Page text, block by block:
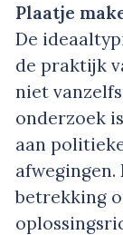
Plaatje
De
de praktijk
niet
onderzoek
aan
afwegingen.
betrekking